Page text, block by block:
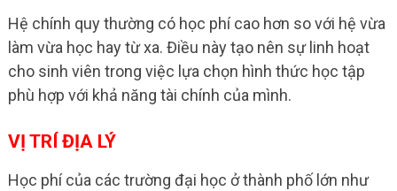
Hệ chính quy thường có học phí cao hơn so với hệ vừa
làm vừa học hay từ xa. Điều này tạo nên sự linh hoạt
cho sinh viên trong việc lựa chọn hình thức học tập
phù hợp với khả năng tài chính của mình.
VỊ TRÍ ĐỊA LÝ
Học phí của các trường đại học ở thành phố lớn như